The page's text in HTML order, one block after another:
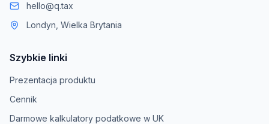
hello@q.tax
Londyn, Wielka Brytania
Szybkie linki
Prezentacja produktu
Cennik
Darmowe kalkulatory podatkowe w UK